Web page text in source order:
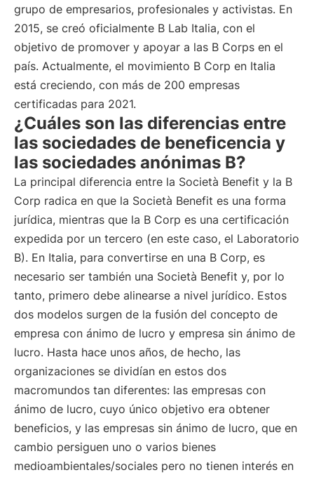
grupo de empresarios, profesionales y activistas. En
2015, se creó oficialmente B Lab Italia, con el
objetivo de promover y apoyar a las B Corps en el
país. Actualmente, el movimiento B Corp en Italia
está creciendo, con más de 200 empresas
certificadas para 2021.
¿Cuáles son las diferencias entre
las sociedades de beneficencia y
las sociedades anónimas B?
La principal diferencia entre la Società Benefit y la B
Corp radica en que la Società Benefit es una forma
jurídica, mientras que la B Corp es una certificación
expedida por un tercero (en este caso, el Laboratorio
B). En Italia, para convertirse en una B Corp, es
necesario ser también una Società Benefit y, por lo
tanto, primero debe alinearse a nivel jurídico. Estos
dos modelos surgen de la fusión del concepto de
empresa con ánimo de lucro y empresa sin ánimo de
lucro. Hasta hace unos años, de hecho, las
organizaciones se dividían en estos dos
macromundos tan diferentes: las empresas con
ánimo de lucro, cuyo único objetivo era obtener
beneficios, y las empresas sin ánimo de lucro, que en
cambio persiguen uno o varios bienes
medioambientales/sociales pero no tienen interés en